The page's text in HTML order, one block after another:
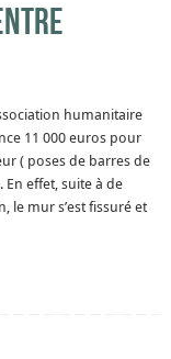
humanitaire
11 000 euros pour
( poses de barres de
effet, suite à de
le mur s’est fissuré et